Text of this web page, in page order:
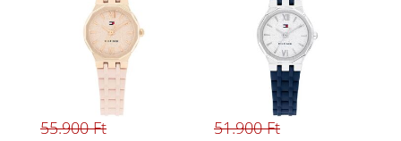
55.900 Ft
51.900 Ft